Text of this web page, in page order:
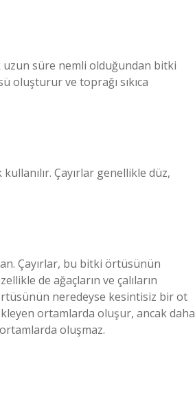
uzun süre nemli olduğundan bitki
oluşturur ve toprağı sıkıca
Çayırlar genellikle düz,
Çayırlar, bu bitki örtüsünün
de ağaçların ve çalıların
neredeyse kesintisiz bir ot
ortamlarda oluşur, ancak daha
oluşmaz.